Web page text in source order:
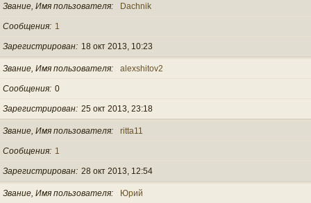
Звание, Имя пользователя Dachnik
Сообщения 1
Зарегистрирован 18 окт 2013, 10:23
Звание, Имя пользователя alexshitov2
Сообщения 0
Зарегистрирован 25 окт 2013, 23:18
Звание, Имя пользователя ritta11
Сообщения 1
Зарегистрирован 28 окт 2013, 12:54
Звание, Имя пользователя Юрий